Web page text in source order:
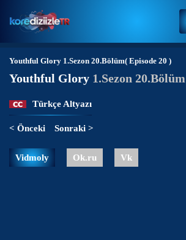
Youthful Glory 1.Sezon 20.Bölüm( Episode 20 )
Youthful Glory 1.Sezon 20.Bölüm
Türkçe Altyazı
< Önceki Sonraki >
Vidmoly Ok.ru Vk